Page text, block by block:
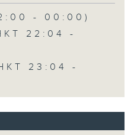
- 00:00)
22:04 -
23:04 -